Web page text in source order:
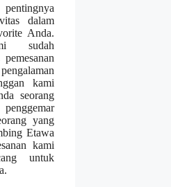
dalam
Anda.
sudah
kami
seorang
yang
Etawa
kami
untuk